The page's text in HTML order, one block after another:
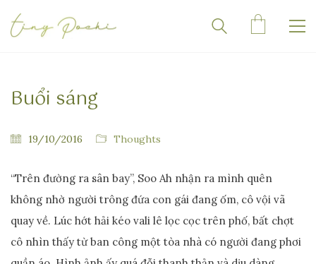
Buổi sáng
19/10/2016 Thoughts
“Trên đường ra sân bay”, Soo Ah nhận ra mình quên
không nhờ người trông đứa con gái đang ốm, cô vội vã
quay về. Lúc hớt hải kéo vali lê lọc cọc trên phố, bất chợt
cô nhìn thấy từ ban công một tòa nhà có người đang phơi